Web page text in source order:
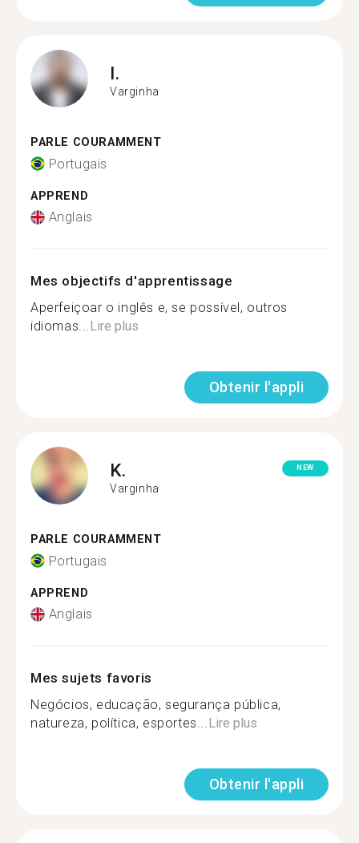
I.
Varginha
PARLE COURAMMENT
Portugais
APPREND
Anglais
Mes objectifs d'apprentissage
Aperfeiçoar o inglês e, se possível, outros
idiomas...Lire plus
Obtenir l'appli
K.
Varginha
NEW
PARLE COURAMMENT
Portugais
APPREND
Anglais
Mes sujets favoris
Negócios, educação, segurança pública,
natureza, política, esportes...Lire plus
Obtenir l'appli